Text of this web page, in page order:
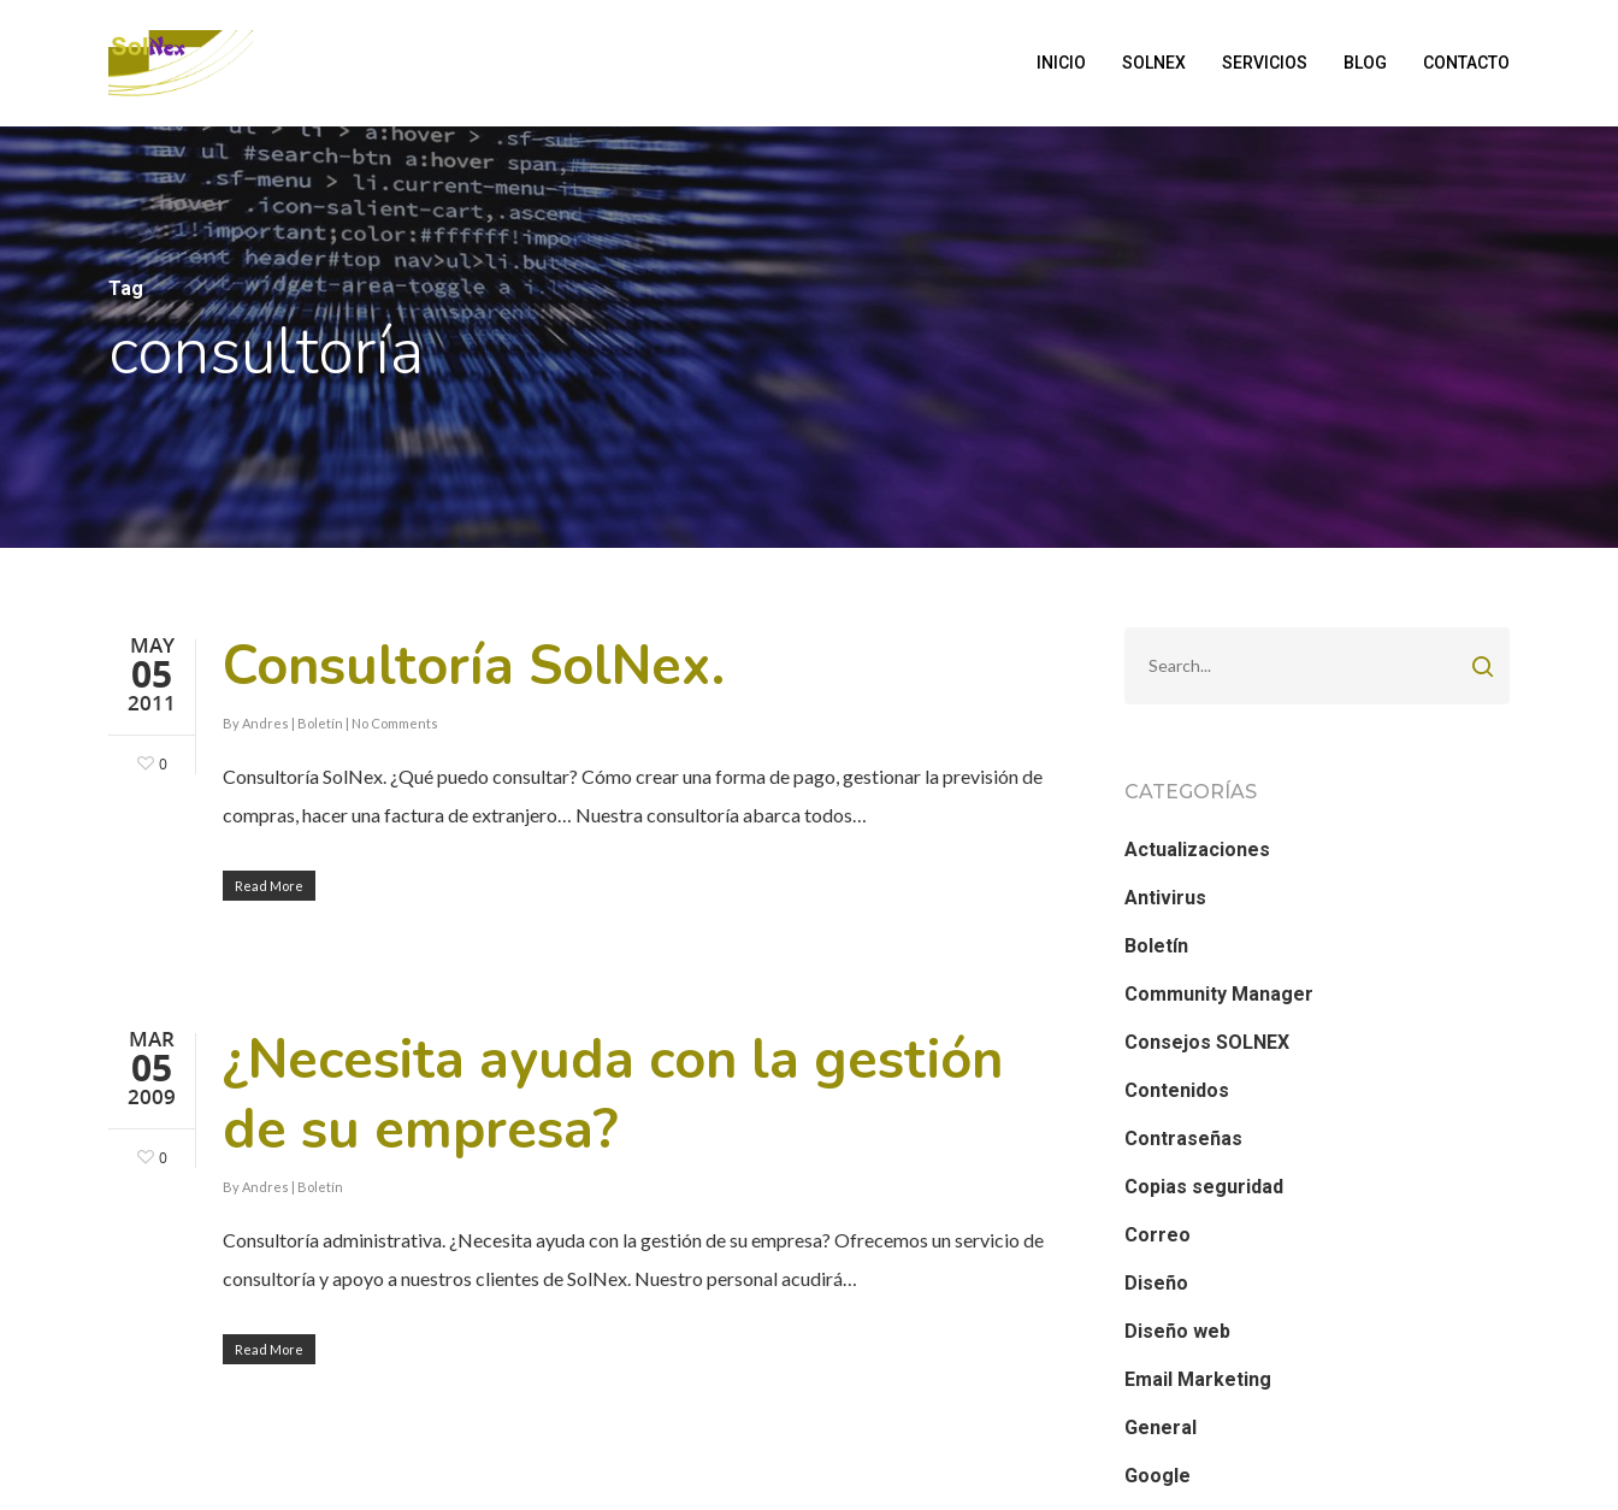
INICIO SOLNEX SERVICIOS BLOG CONTACTO
Tag
consultoría
MAY
05
2011
0
Consultoría SolNex.
By Andres | Boletín | No Comments
Consultoría SolNex. ¿Qué puedo consultar? Cómo crear una forma de pago, gestionar la previsión de
compras, hacer una factura de extranjero… Nuestra consultoría abarca todos…
Read More
MAR
05
2009
0
¿Necesita ayuda con la gestión
de su empresa?
By Andres | Boletín
Consultoría administrativa. ¿Necesita ayuda con la gestión de su empresa? Ofrecemos un servicio de
consultoría y apoyo a nuestros clientes de SolNex. Nuestro personal acudirá…
Read More
CATEGORÍAS
Actualizaciones
Antivirus
Boletín
Community Manager
Consejos SOLNEX
Contenidos
Contraseñas
Copias seguridad
Correo
Diseño
Diseño web
Email Marketing
General
Google